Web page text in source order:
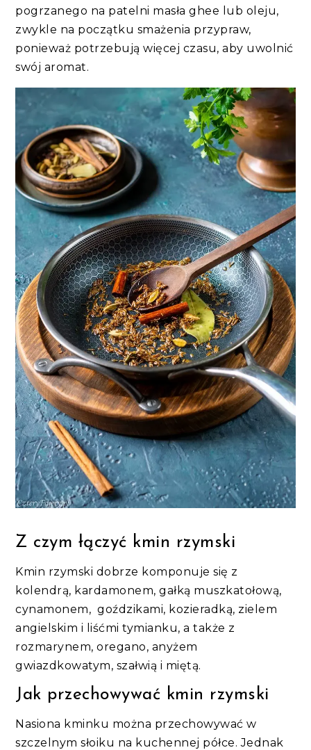
pogrzanego na patelni masła ghee lub oleju,
zwykle na początku smażenia przypraw,
ponieważ potrzebują więcej czasu, aby uwolnić
swój aromat.
Z czym łączyć kmin rzymski
Kmin rzymski dobrze komponuje się z
kolendrą, kardamonem, gałką muszkatołową,
cynamonem, goździkami, kozieradką, zielem
angielskim i liśćmi tymianku, a także z
rozmarynem, oregano, anyżem
gwiazdkowatym, szałwią i miętą.
Jak przechowywać kmin rzymski
Nasiona kminku można przechowywać w
szczelnym słoiku na kuchennej półce. Jednak